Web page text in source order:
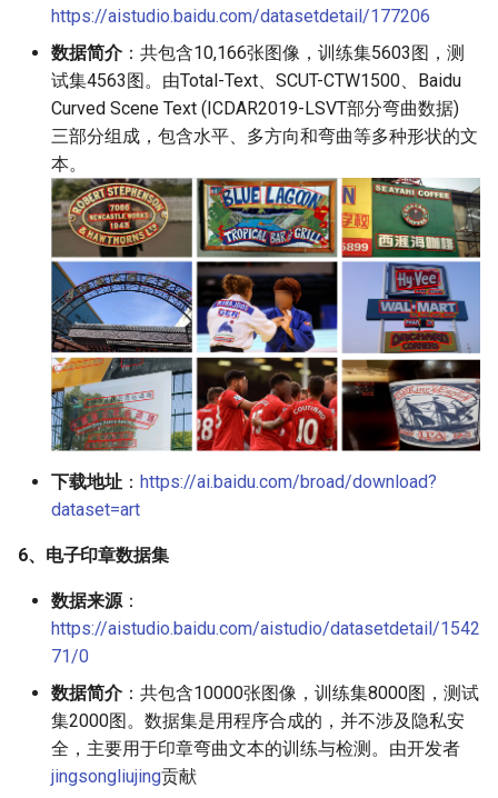
https://aistudio.baidu.com/datasetdetail/177206
数据简介：共包含10,166张图像，训练集5603图，测
试集4563图。由Total-Text、SCUT-CTW1500、Baidu
Curved Scene Text (ICDAR2019-LSVT部分弯曲数据)
三部分组成，包含水平、多方向和弯曲等多种形状的文
本。
下载地址 ： https://ai.baidu.com/broad/download?
dataset=art
6、电子印章数据集
数据来源 ：
https://aistudio.baidu.com/aistudio/datasetdetail/1542
71/0
数据简介：共包含10000张图像，训练集8000图，测试
集2000图。数据集是用程序合成的，并不涉及隐私安
全，主要用于印章弯曲文本的训练与检测。由开发者
jingsongliujing贡献